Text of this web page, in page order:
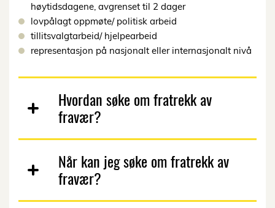
høytidsdagene, avgrenset til 2 dager
lovpålagt oppmøte/ politisk arbeid
tillitsvalgtarbeid/ hjelpearbeid
representasjon på nasjonalt eller internasjonalt nivå
Hvordan søke om fratrekk av
fravær?
Når kan jeg søke om fratrekk av
fravær?